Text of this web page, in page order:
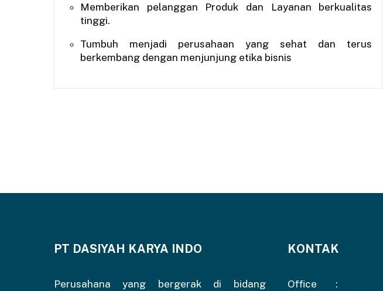
Memberikan pelanggan Produk dan Layanan berkualitas
tinggi.
Tumbuh menjadi perusahaan yang sehat dan terus
berkembang dengan menjunjung etika bisnis
PT DASIYAH KARYA INDO
Perusahana yang bergerak di bidang
KONTAK
Office :